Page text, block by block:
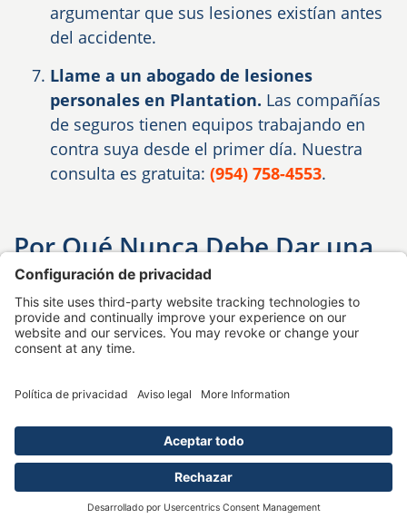
argumentar que sus lesiones existían antes
del accidente.
Llame a un abogado de lesiones
personales en Plantation. Las compañías
de seguros tienen equipos trabajando en
contra suya desde el primer día. Nuestra
consulta es gratuita: (954) 758-4553.
Por Qué Nunca Debe Dar una
Declaración Grabada a la
Compañía de Seguros
Esta es la trampa más grande en la que veo caer
que conozco íntimamente, porque yo solía ser la
persona al otro lado de esa llamada telefónica.